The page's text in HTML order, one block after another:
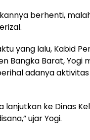
berhenti,
yang lalu, Kabid
Bangka Barat, Yogi
adanya
lanjutkan ke Dinas
ujar Yogi.